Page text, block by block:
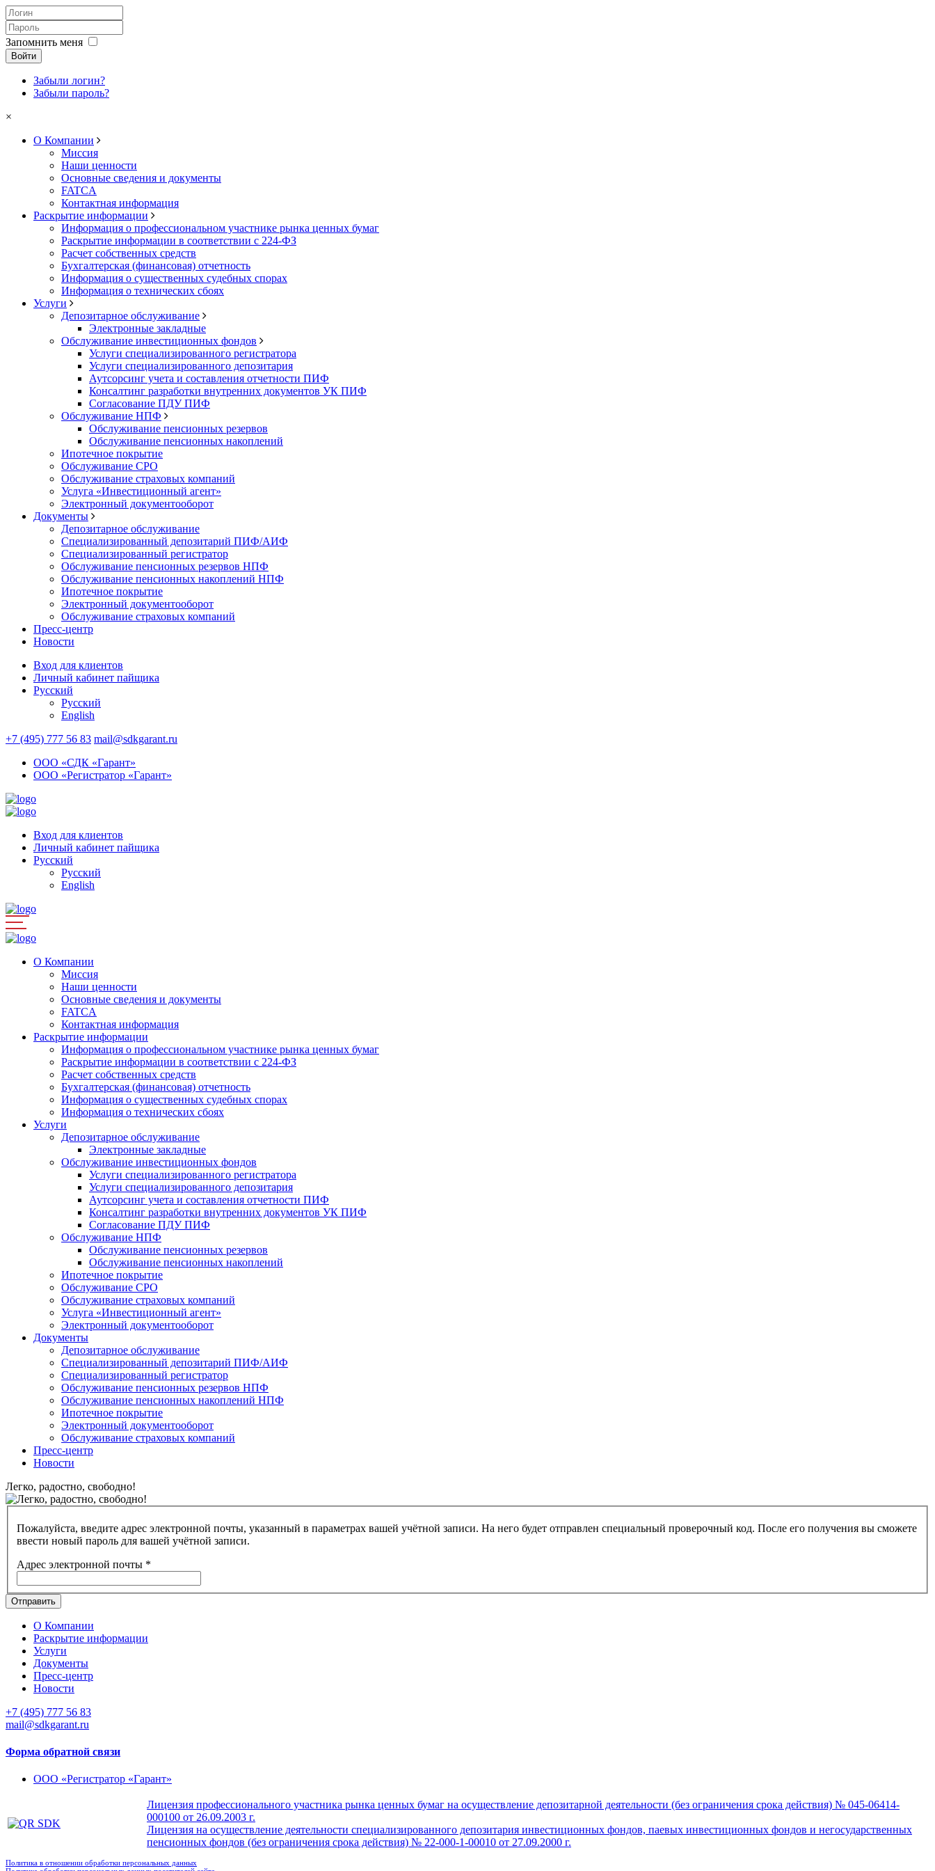
Запомнить меня
Войти
Забыли логин?
Забыли пароль?
×
О Компании
Миссия
Наши ценности
Основные сведения и документы
FATCA
Контактная информация
Раскрытие информации
Информация о профессиональном участнике рынка ценных бумаг
Раскрытие информации в соответствии с 224-ФЗ
Расчет собственных средств
Бухгалтерская (финансовая) отчетность
Информация о существенных судебных спорах
Информация о технических сбоях
Услуги
Депозитарное обслуживание
Электронные закладные
Обслуживание инвестиционных фондов
Услуги специализированного регистратора
Услуги специализированного депозитария
Аутсорсинг учета и составления отчетности ПИФ
Консалтинг разработки внутренних документов УК ПИФ
Согласование ПДУ ПИФ
Обслуживание НПФ
Обслуживание пенсионных резервов
Обслуживание пенсионных накоплений
Ипотечное покрытие
Обслуживание СРО
Обслуживание страховых компаний
Услуга «Инвестиционный агент»
Электронный документооборот
Документы
Депозитарное обслуживание
Специализированный депозитарий ПИФ/АИФ
Специализированный регистратор
Обслуживание пенсионных резервов НПФ
Обслуживание пенсионных накоплений НПФ
Ипотечное покрытие
Электронный документооборот
Обслуживание страховых компаний
Пресс-центр
Новости
Вход для клиентов
Личный кабинет пайщика
Русский
Русский
English
+7 (495) 777 56 83 mail@sdkgarant.ru
ООО «СДК «Гарант»
ООО «Регистратор «Гарант»
Вход для клиентов
Личный кабинет пайщика
Русский
Русский
English
О Компании
Миссия
Наши ценности
Основные сведения и документы
FATCA
Контактная информация
Раскрытие информации
Информация о профессиональном участнике рынка ценных бумаг
Раскрытие информации в соответствии с 224-ФЗ
Расчет собственных средств
Бухгалтерская (финансовая) отчетность
Информация о существенных судебных спорах
Информация о технических сбоях
Услуги
Депозитарное обслуживание
Электронные закладные
Обслуживание инвестиционных фондов
Услуги специализированного регистратора
Услуги специализированного депозитария
Аутсорсинг учета и составления отчетности ПИФ
Консалтинг разработки внутренних документов УК ПИФ
Согласование ПДУ ПИФ
Обслуживание НПФ
Обслуживание пенсионных резервов
Обслуживание пенсионных накоплений
Ипотечное покрытие
Обслуживание СРО
Обслуживание страховых компаний
Услуга «Инвестиционный агент»
Электронный документооборот
Документы
Депозитарное обслуживание
Специализированный депозитарий ПИФ/АИФ
Специализированный регистратор
Обслуживание пенсионных резервов НПФ
Обслуживание пенсионных накоплений НПФ
Ипотечное покрытие
Электронный документооборот
Обслуживание страховых компаний
Пресс-центр
Новости
Легко, радостно, свободно!
Пожалуйста, введите адрес электронной почты, указанный в параметрах вашей учётной записи. На него будет отправлен специальный проверочный код. После его получения вы сможете
ввести новый пароль для вашей учётной записи.
Адрес электронной почты *
Отправить
О Компании
Раскрытие информации
Услуги
Документы
Пресс-центр
Новости
+7 (495) 777 56 83
mail@sdkgarant.ru
Форма обратной связи
ООО «Регистратор «Гарант»
Лицензия профессионального участника рынка ценных бумаг на осуществление депозитарной деятельности (без ограничения срока действия) № 045-06414-
000100 от 26.09.2003 г.
Лицензия на осуществление деятельности специализированного депозитария инвестиционных фондов, паевых инвестиционных фондов и негосударственных
пенсионных фондов (без ограничения срока действия) № 22-000-1-00010 от 27.09.2000 г.
Политика в отношении обработки персональных данных